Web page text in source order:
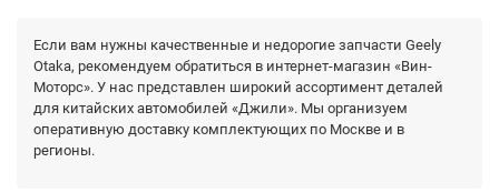
Если вам нужны качественные и недорогие запчасти Geely
Otaka, рекомендуем обратиться в интернет-магазин «Вин-
Моторс». У нас представлен широкий ассортимент деталей
для китайских автомобилей «Джили». Мы организуем
оперативную доставку комплектующих по Москве и в
регионы.